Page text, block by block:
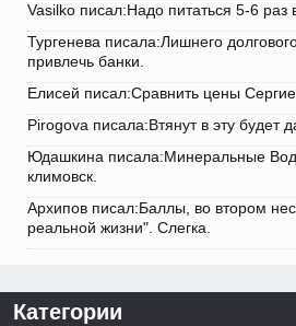
Vasilko писал:Надо питаться 5-6 раз
Тургенева писала:Лишнего
привлечь банки.
Елисей писал:Сравнить цены
Pirogova писала:Втянут в эту будет
Юдашкина писала:Минеральные
климовск.
Архипов писал:Баллы, во втором
реальной жизни". Слегка.
Категории